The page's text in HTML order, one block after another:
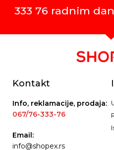
333 76 radnim
Kontakt
Info, reklamacije, prodaja:
067/76-333-76
Email:
info@shopex.rs